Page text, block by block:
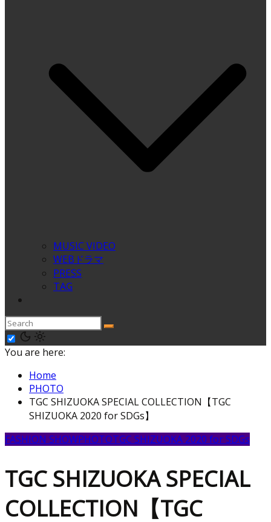
MUSIC VIDEO
WEBドラマ
PRESS
TAG
You are here:
Home
PHOTO
TGC SHIZUOKA SPECIAL COLLECTION【TGC
SHIZUOKA 2020 for SDGs】
FASHION SHOWPHOTOTGC SHIZUOKA 2020 for SDGs
TGC SHIZUOKA SPECIAL
COLLECTION【TGC